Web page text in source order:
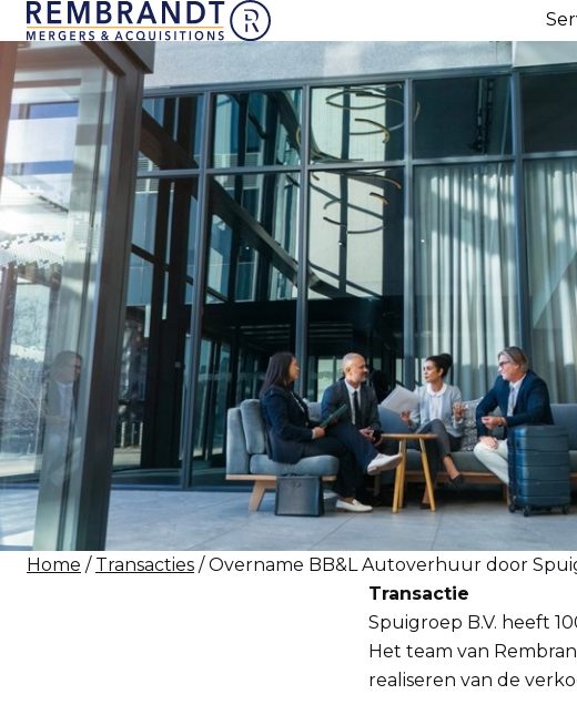
Home / Transacties / Overname BB&L Autoverhuur door
Transactie
Spuigroep B.V. heeft
Het team van
realiseren van de